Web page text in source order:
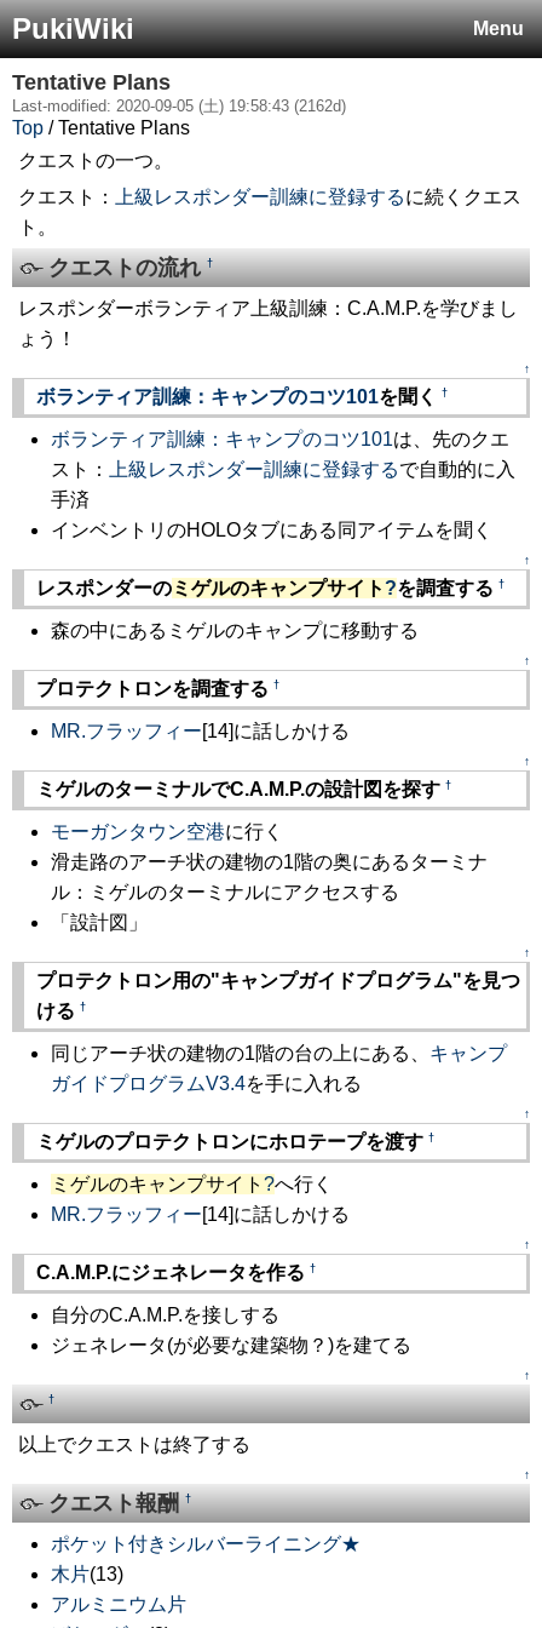
Menu
PukiWiki
Tentative Plans
Last-modified: 2020-09-05 (土) 19:58:43 (2162d)
Top / Tentative Plans
クエストの一つ。
クエスト：
上級レスポンダー訓練に登録するに続くクエス
ト。
クエストの流れ†
レスポンダーボランティア上級訓練：C.A.M.P.を学びまし
ょう！
↑
ボランティア訓練：キャンプのコツ101を聞く †
ボランティア訓練：キャンプのコツ101は、先のクエ
スト：
上級レスポンダー訓練に登録するで自動的に入
手済
インベントリのHOLOタブにある同アイテムを聞く
↑
レスポンダーのミゲルのキャンプサイト?を調査する †
森の中にあるミゲルのキャンプに移動する
↑
プロテクトロンを調査する †
MR.フラッフィー[14]に話しかける
↑
ミゲルのターミナルでC.A.M.P.の設計図を探す †
モーガンタウン空港に行く
滑走路のアーチ状の建物の1階の奥にあるターミナ
ル：ミゲルのターミナルにアクセスする
「設計図」
↑
プロテクトロン用の"キャンプガイドプログラム"を見つ
ける †
同じアーチ状の建物の1階の台の上にある、 キャンプ
ガイドプログラムV3.4を手に入れる
↑
ミゲルのプロテクトロンにホロテープを渡す †
ミゲルのキャンプサイト ?へ行く
MR.フラッフィー[14]に話しかける
↑
C.A.M.P.にジェネレータを作る †
自分のC.A.M.P.を接しする
ジェネレータ(が必要な建築物？)を建てる
↑
†
以上でクエストは終了する
↑
クエスト報酬†
ポケット付きシルバーライニング★
木片(13)
アルミニウム片